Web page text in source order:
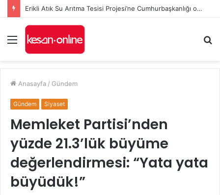
Erikli Atık Su Arıtma Tesisi Projesi’ne Cumhurbaşkanlığı onayı
Menü
...
Anasayfa / Gündem
Gündem Siyaset
Memleket Partisi’nden
yüzde 21.3’lük büyüme
değerlendirmesi: “Yata yata
büyüdük!”